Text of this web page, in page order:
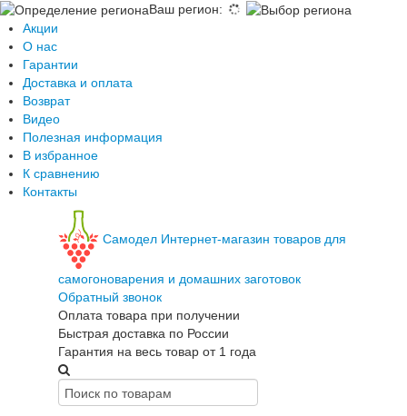
Ваш регион:
Акции
О нас
Гарантии
Доставка и оплата
Возврат
Видео
Полезная информация
В избранное
К сравнению
Контакты
Самодел Интернет-магазин товаров для
самогоноварения и домашних заготовок
Обратный звонок
Оплата товара при получении
Быстрая доставка по России
Гарантия на весь товар от 1 года